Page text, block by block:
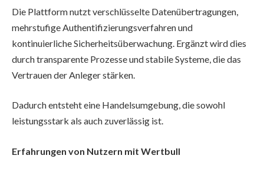
Die Plattform nutzt verschlüsselte Datenübertragungen,
mehrstufige Authentifizierungsverfahren und
kontinuierliche Sicherheitsüberwachung. Ergänzt wird dies
durch transparente Prozesse und stabile Systeme, die das
Vertrauen der Anleger stärken.
Dadurch entsteht eine Handelsumgebung, die sowohl
leistungsstark als auch zuverlässig ist.
Erfahrungen von Nutzern mit Wertbull